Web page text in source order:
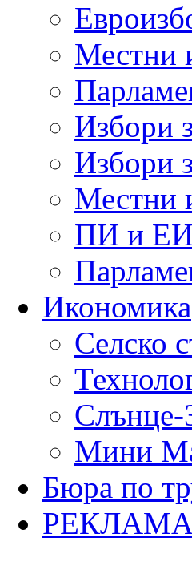
Местни
Избори
Избори
Местни
ПИ и ЕИ
Икономика
Селско
Мини
Бюра по
РЕКЛАМА